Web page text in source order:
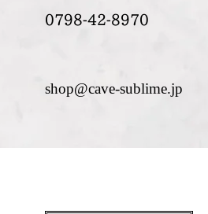
0798-42-8970
shop@cave-sublime.jp